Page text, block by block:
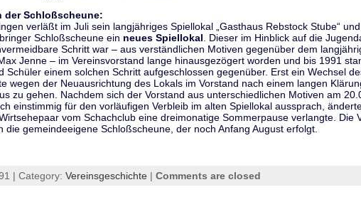
der Schloßscheune:
verläßt im Juli sein langjähriges Spiellokal „Gasthaus Rebstock Stube“
Schloßscheune ein neues Spiellokal . Dieser im Hinblick auf die
Schritt war – aus verständlichen Motiven gegenüber dem
Jenne – im Vereinsvorstand lange hinausgezögert worden und bis 1991
Schüler einem solchen Schritt aufgeschlossen gegenüber. Erst ein Wechsel
wegen der Neuausrichtung des Lokals im Vorstand nach einem langen
zu gehen. Nachdem sich der Vorstand aus unterschiedlichen Motiven am
einstimmig für den vorläufigen Verbleib im alten Spiellokal aussprach,
vom Schachclub eine dreimonatige Sommerpause verlangte. Die
die gemeindeeigene Schloßscheune, der noch Anfang August erfolgt.
| Category: Vereinsgeschichte | Comments are closed